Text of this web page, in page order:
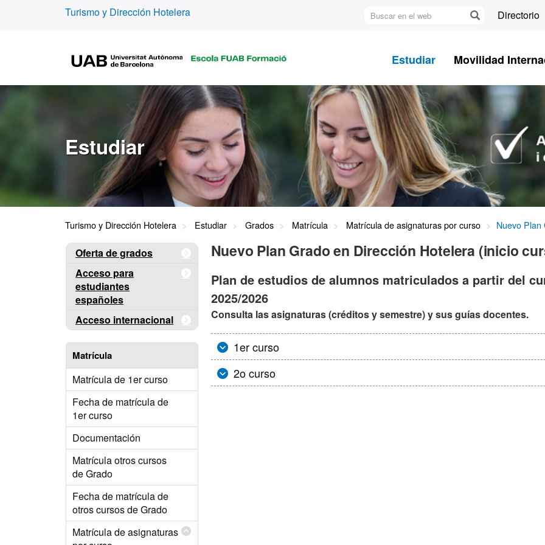
Turismo y Dirección Hotelera
Buscar
Directorio
B
Estudiar Movilidad
Estudiar
Turismo y Dirección Hotelera Estudiar Grados Matrícula Matrícula de asignaturas por curso Nuevo Plan
Oferta de grados
Acceso para
estudiantes
españoles
Acceso internacional
Matrícula
Matrícula de 1er curso
Fecha de matrícula de
1er curso
Documentación
Matrícula otros cursos
de Grado
Fecha de matrícula de
otros cursos de Grado
Matrícula de asignaturas
Nuevo Plan Grado en Dirección Hotelera (inicio
Plan de estudios de alumnos matriculados a partir del
2025/2026
Consulta las asignaturas (créditos y semestre) y sus guías docentes.
1er curso
2o curso